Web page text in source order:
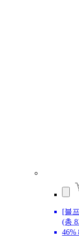
[블
(총
46%